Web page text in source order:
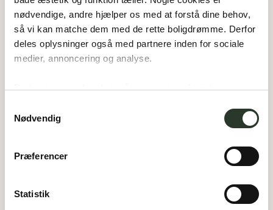
nødvendige, andre hjælper os med at forstå dine behov,
så vi kan matche dem med de rette boligdrømme. Derfor
deles oplysninger også med partnere inden for sociale
medier, annoncering og analyse.
Du bestemmer, hvad vi må gemme i værktøjskassen –
Nødvendig
Præferencer
Statistik
F 157
Værelser:4